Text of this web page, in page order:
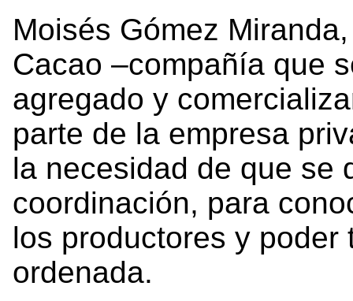
Moisés Gómez
Cacao –compañía que
agregado y
parte de la empresa
la necesidad de que se
coordinación, para
los productores y poder
ordenada.